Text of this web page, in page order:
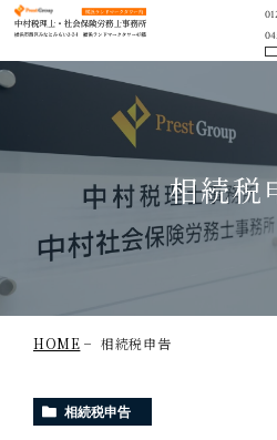
中村税理士・社
相続税
HOME 相続税申告
相続税申告